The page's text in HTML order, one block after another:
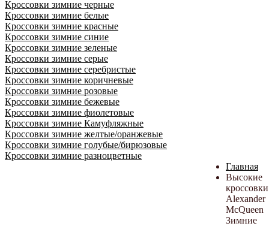
Кроссовки зимние черные
Кроссовки зимние белые
Кроссовки зимние красные
Кроссовки зимние синие
Кроссовки зимние зеленые
Кроссовки зимние серые
Кроссовки зимние серебристые
Кроссовки зимние коричневые
Кроссовки зимние розовые
Кроссовки зимние бежевые
Кроссовки зимние фиолетовые
Кроссовки зимние Камуфляжные
Кроссовки зимние желтые/оранжевые
Кроссовки зимние голубые/бирюзовые
Кроссовки зимние разноцветные
Главная
Высокие
кроссовки
Alexander
McQueen
Зимние